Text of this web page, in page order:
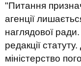
"Питання
агенції
наглядової
редакції
міністерство